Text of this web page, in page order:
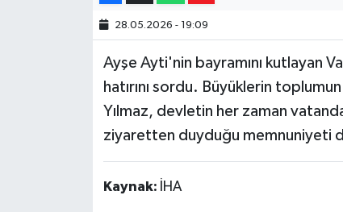
28.05.2026 - 19:09
Ayşe Ayti'nin bayramını kutlayan
hatırını sordu. Büyüklerin
Yılmaz, devletin her zaman
ziyaretten duyduğu memnuniyeti
Kaynak: İHA